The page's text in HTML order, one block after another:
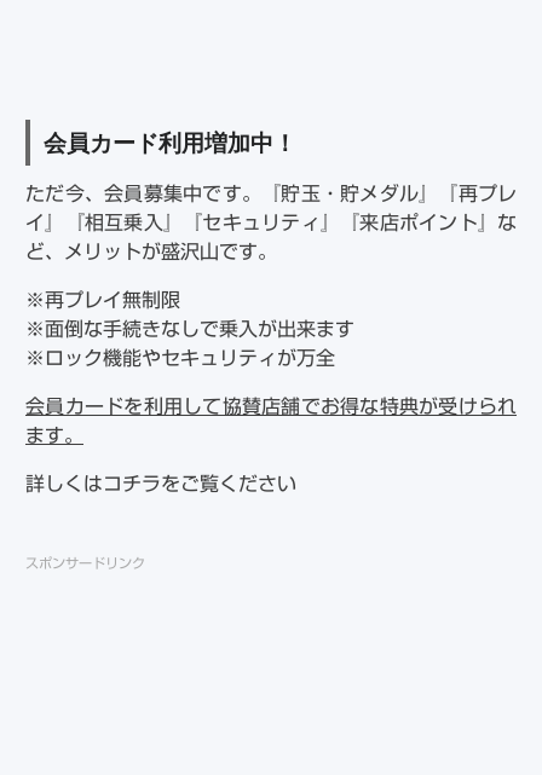
会員カード利用増加中！
ただ今、会員募集中です。『貯玉・貯メダル』『再プレ
イ』『相互乗入』『セキュリティ』『来店ポイント』な
ど、メリットが盛沢山です。
※再プレイ無制限
※面倒な手続きなしで乗入が出来ます
※ロック機能やセキュリティが万全
会員カードを利用して協賛店舗でお得な特典が受けられ
ます。
詳しくはコチラをご覧ください
スポンサードリンク